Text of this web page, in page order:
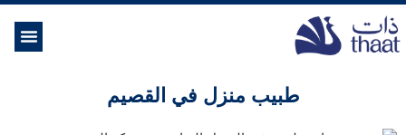
طبيب منزل في القصيم